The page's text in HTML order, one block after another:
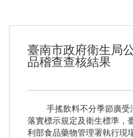
臺南市政府衛生局
品稽查查核結果
手搖飲料不分季節廣受
落實標示規定及衛生標準，
利部食品藥物管理署執行現